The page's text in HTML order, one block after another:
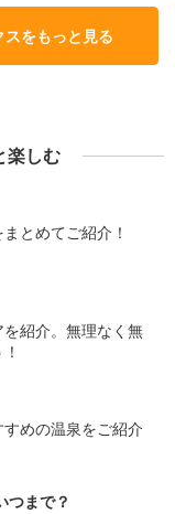
をもっと見る
楽しむ
とめてご紹介！
紹介。無理なく無
めの温泉をご紹介
つまで？